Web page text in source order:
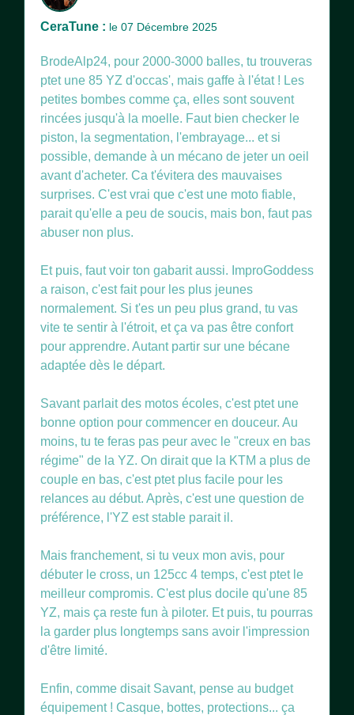
CeraTune : le 07 Décembre 2025
BrodeAlp24, pour 2000-3000 balles, tu trouveras
ptet une 85 YZ d'occas', mais gaffe à l'état ! Les
petites bombes comme ça, elles sont souvent
rincées jusqu'à la moelle. Faut bien checker le
piston, la segmentation, l'embrayage... et si
possible, demande à un mécano de jeter un oeil
avant d'acheter. Ca t'évitera des mauvaises
surprises. C'est vrai que c'est une moto fiable,
parait qu'elle a peu de soucis, mais bon, faut pas
abuser non plus.
Et puis, faut voir ton gabarit aussi. ImproGoddess
a raison, c'est fait pour les plus jeunes
normalement. Si t'es un peu plus grand, tu vas
vite te sentir à l'étroit, et ça va pas être confort
pour apprendre. Autant partir sur une bécane
adaptée dès le départ.
Savant parlait des motos écoles, c'est ptet une
bonne option pour commencer en douceur. Au
moins, tu te feras pas peur avec le "creux en bas
régime" de la YZ. On dirait que la KTM a plus de
couple en bas, c'est ptet plus facile pour les
relances au début. Après, c'est une question de
préférence, l'YZ est stable parait il.
Mais franchement, si tu veux mon avis, pour
débuter le cross, un 125cc 4 temps, c'est ptet le
meilleur compromis. C'est plus docile qu'une 85
YZ, mais ça reste fun à piloter. Et puis, tu pourras
la garder plus longtemps sans avoir l'impression
d'être limité.
Enfin, comme disait Savant, pense au budget
équipement ! Casque, bottes, protections... ça